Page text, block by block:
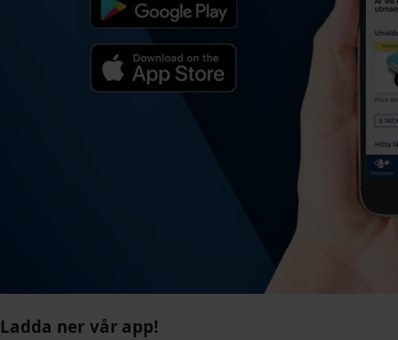
Ladda ner vår app!